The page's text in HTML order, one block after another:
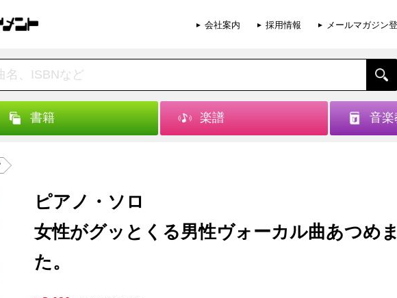
会社案内 採用情報 メールマガジン
書籍 楽譜 音楽
ピアノ・ソロ
女性がグッとくる男性ヴォーカル曲あつめ
た。